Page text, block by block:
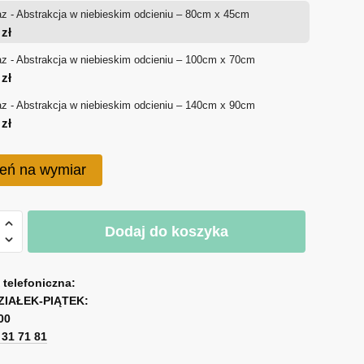
180 zł
- Abstrakcja w niebieskim odcieniu – 80cm x 45cm
zł
- Abstrakcja w niebieskim odcieniu – 100cm x 70cm
zł
- Abstrakcja w niebieskim odcieniu – 140cm x 90cm
zł
na wymiar
Dodaj do koszyka
PIĄTEK:
71 81